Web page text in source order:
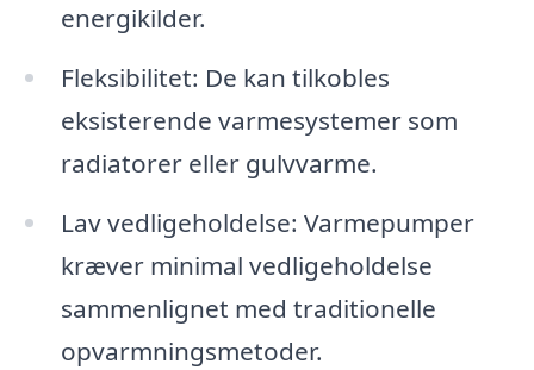
energikilder.
Fleksibilitet: De kan tilkobles
eksisterende varmesystemer som
radiatorer eller gulvvarme.
Lav vedligeholdelse: Varmepumper
kræver minimal vedligeholdelse
sammenlignet med traditionelle
opvarmningsmetoder.